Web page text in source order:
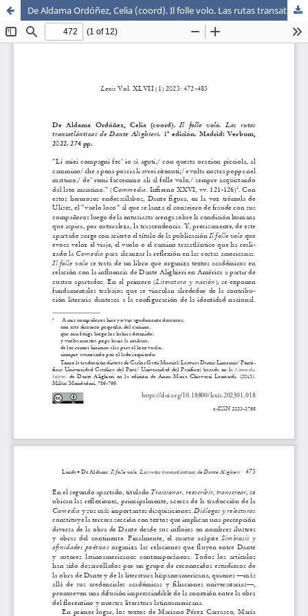
De Aldama Ordóñez, Celia (coord). Il folle volo. Las rutas transatlánticas de Dante Alighieri. 1ª edición. Madrid: Verbum, 2022. 274 pp.